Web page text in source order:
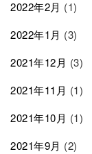
2022年2月 (1)
2022年1月 (3)
2021年12月 (3)
2021年11月 (1)
2021年10月 (1)
2021年9月 (2)